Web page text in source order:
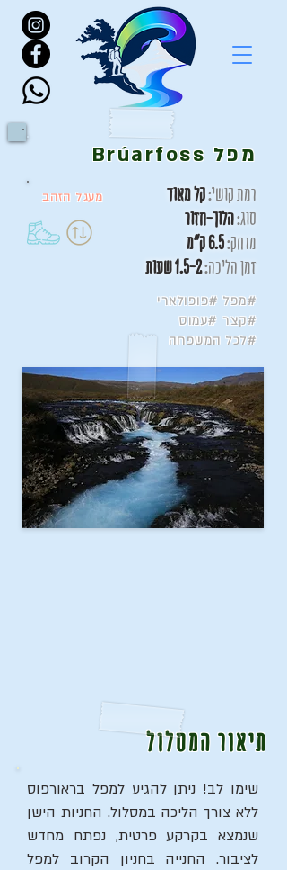
תיאור המסלול
שימו לב! ניתן להגיע למפל בראורפוס
ללא צורך הליכה במסלול. החניות הישן
שנמצא בקרקע פרטית, נפתח מחדש
לציבור. החנייה בחניון הקרוב למפל
מפל Brúarfoss
מעגל הזהב רמת קושי:קל מאוד
סוג:הלוך-חזור
מרחק:
זמן הליכה:1.5-2 שעות
#מפל #פופולארי
#קצר #עמוס
#לכל המשפחה